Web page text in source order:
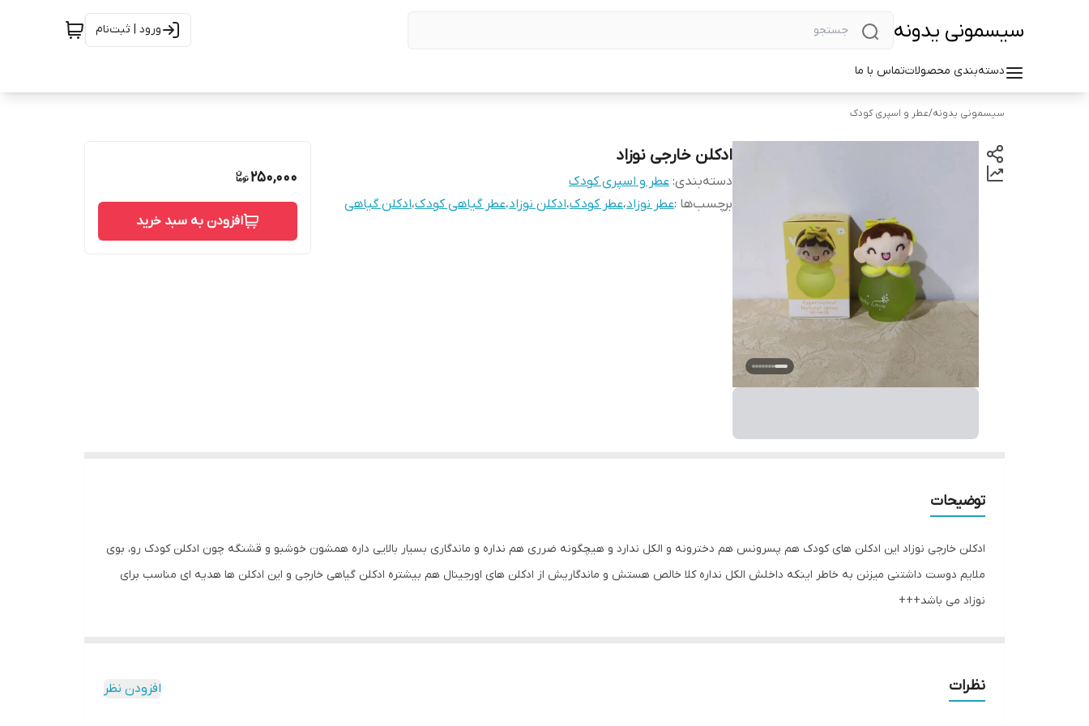
سیسمونی یدونه ورود | ثبت‌نام
دسته‌بندی محصولاتتماس با ما
سیسمونی یدونه/عطر و اسپری کودک
ادکلن خارجی نوزاد
دسته‌بندی: عطر و اسپری کودک
برچسب‌ها :عطر نوزاد،عطر کودک،ادکلن نوزاد،عطر گیاهی کودک،ادکلن گیاهی
250,000
افزودن به سبد خرید
توضیحات
ادکلن خارجی نوزاد این ادکلن های کودک هم پسرونس هم دخترونه و الکل ندارد و هیچگونه ضرری هم نداره و ماندگاری بسیار بالایی داره همشون خوشبو و قشنگه چون ادکلن کودک رو‌، بوی
ملایم دوست داشتنی میزنن به خاطر اینکه داخلش الکل نداره کلا خالص هستش و ماندگاریش از ادکلن های اورجینال هم بیشتره ادکلن گیاهی خارجی و این ادکلن ها هدیه ای مناسب برای
نوزاد می باشد+++
نظرات افزودن نظر